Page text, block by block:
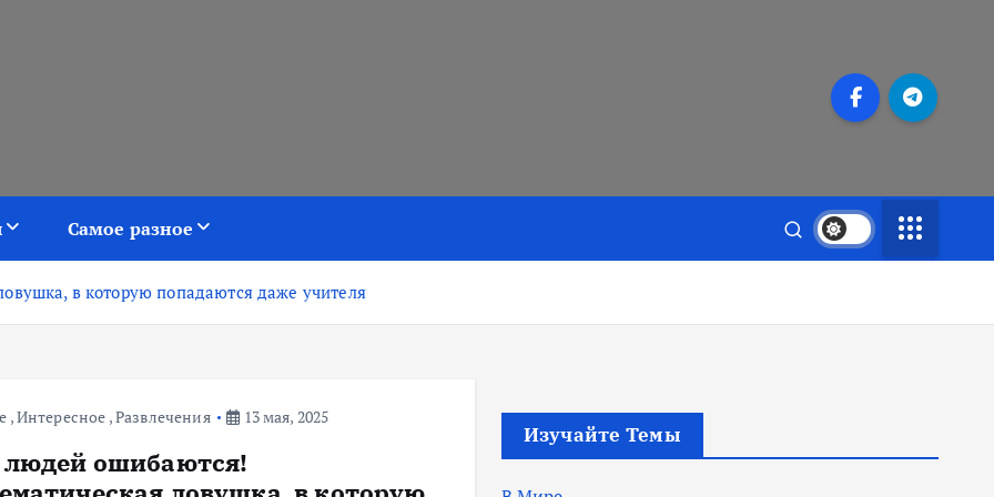
Самое разное
в которую попадаются даже учителя
,Интересное ,Развлечения 13 мая, 2025
людей ошибаются!
Изучайте Темы